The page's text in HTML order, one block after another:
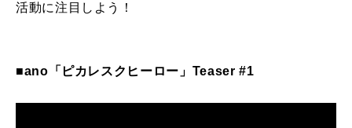
活動に注目しよう！
■ano「ピカレスクヒーロー」Teaser #1